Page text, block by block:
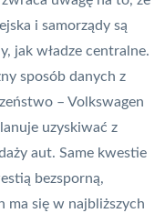
i samorządy są
jak władze centralne.
sposób danych z
– Volkswagen
uzyskiwać z
aut. Same kwestie
bezsporną,
ma się w najbliższych